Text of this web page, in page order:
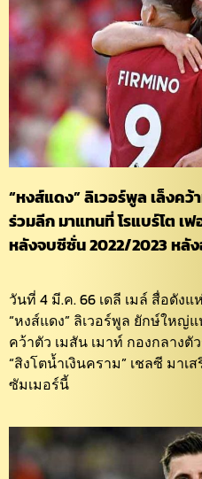
“หงส์แดง” ลิเวอร์พูล เล็งค
ร่วมลีก มาแทนที่ โรแบร์โต เ
หลังจบซีซั่น 2022/2023 หลั
วันที่ 4 มี.ค. 66 เดลี เมล์ สื่อดัง
“หงส์แดง” ลิเวอร์พูล ยักษ์ใหญ่
คว้าตัว เมสัน เมาท์ กองกลาง
“สิงโตน้ำเงินคราม” เชลซี มา
ซัมเมอร์นี้